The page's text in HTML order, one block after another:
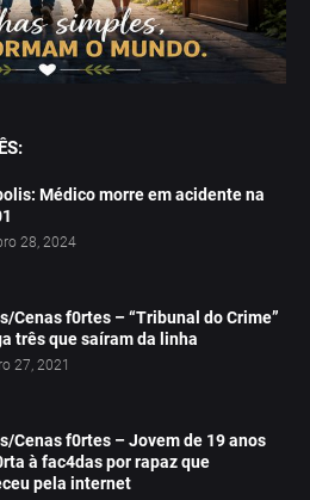
Médico morre em acidente na
28, 2024
Cenas f0rtes – “Tribunal do Crime”
três que saíram da linha
27, 2021
Cenas f0rtes – Jovem de 19 anos
à fac4das por rapaz que
pela internet